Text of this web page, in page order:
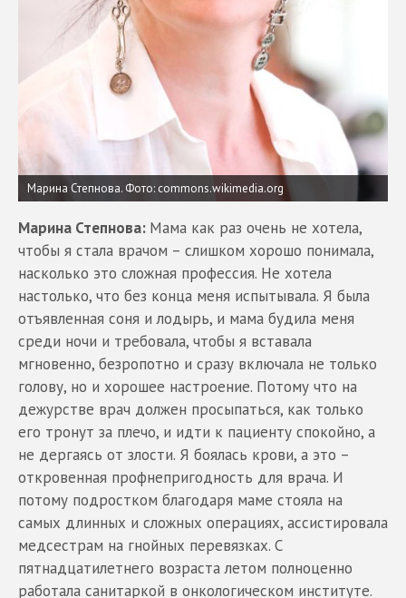
Марина Степнова. Фото: commons.wikimedia.org
Марина Степнова: Мама как раз очень не хотела,
чтобы я стала врачом – слишком хорошо понимала,
насколько это сложная профессия. Не хотела
настолько, что без конца меня испытывала. Я была
отъявленная соня и лодырь, и мама будила меня
среди ночи и требовала, чтобы я вставала
мгновенно, безропотно и сразу включала не только
голову, но и хорошее настроение. Потому что на
дежурстве врач должен просыпаться, как только
его тронут за плечо, и идти к пациенту спокойно, а
не дергаясь от злости. Я боялась крови, а это –
откровенная профнепригодность для врача. И
потому подростком благодаря маме стояла на
самых длинных и сложных операциях, ассистировала
медсестрам на гнойных перевязках. С
пятнадцатилетнего возраста летом полноценно
работала санитаркой в онкологическом институте.